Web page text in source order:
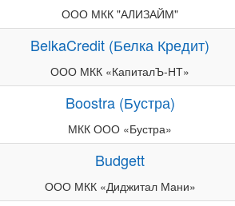
ООО МКК "АЛИЗАЙМ"
BelkaCredit (Белка Кредит)
ООО МКК «КапиталЪ-НТ»
Boostra (Бустра)
МКК ООО «Бустра»
Budgett
ООО МКК «Диджитал Мани»